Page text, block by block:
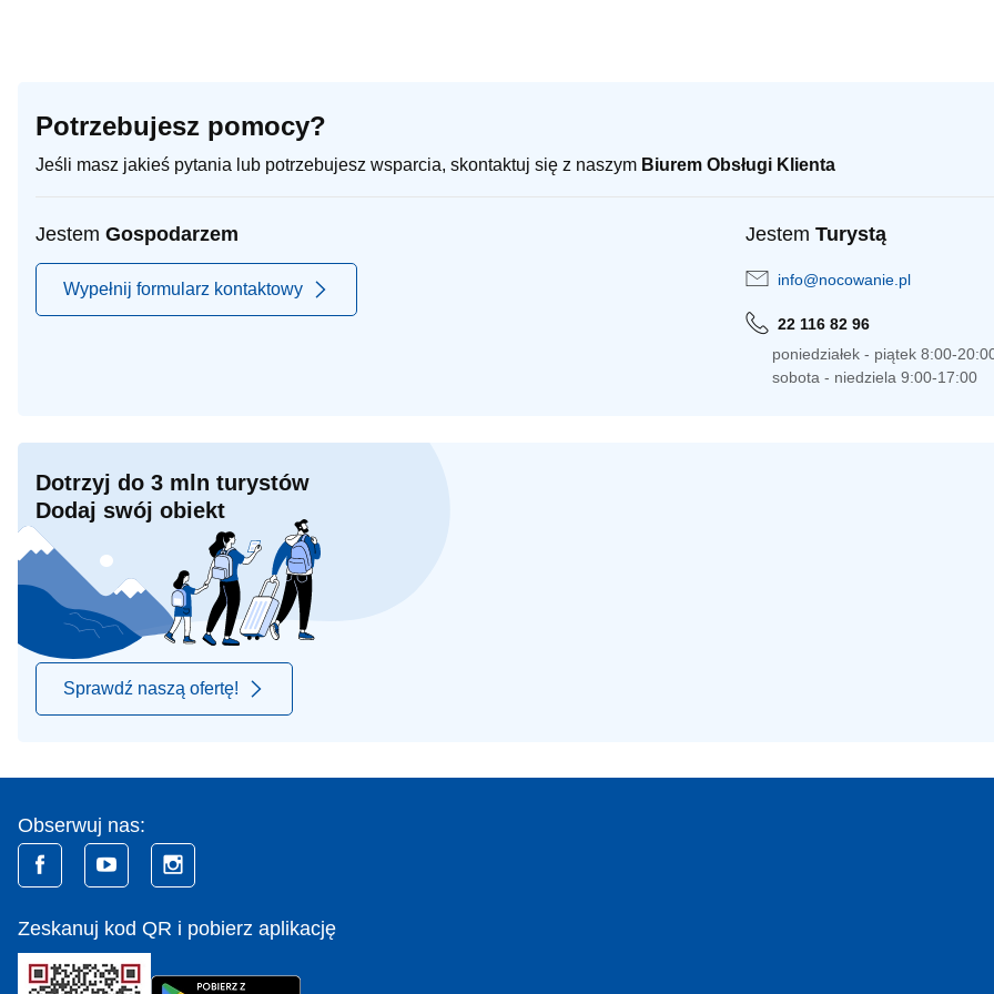
Potrzebujesz pomocy?
Jeśli masz jakieś pytania lub potrzebujesz wsparcia, skontaktuj się z naszym Biurem Obsługi Klienta
Jestem Gospodarzem
Wypełnij formularz kontaktowy
Jestem Turystą
info@nocowanie.pl
22 116 82 96
poniedziałek - piątek 8:00-
sobota - niedziela 9:00-17:00
Dotrzyj do 3 mln turystów
Dodaj swój obiekt
Sprawdź naszą ofertę!
Obserwuj nas:
Zeskanuj kod QR i pobierz aplikację